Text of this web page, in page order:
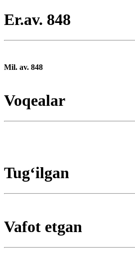
Er.av. 848
Mil. av. 848
Voqealar
Tugʻilgan
Vafot etgan